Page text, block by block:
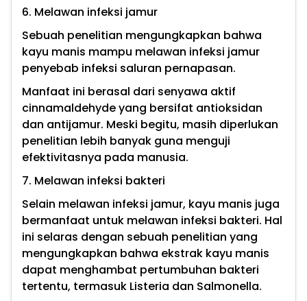
6. Melawan infeksi jamur
Sebuah penelitian mengungkapkan bahwa
kayu manis mampu melawan infeksi jamur
penyebab infeksi saluran pernapasan.
Manfaat ini berasal dari senyawa aktif
cinnamaldehyde yang bersifat antioksidan
dan antijamur. Meski begitu, masih diperlukan
penelitian lebih banyak guna menguji
efektivitasnya pada manusia.
7. Melawan infeksi bakteri
Selain melawan infeksi jamur, kayu manis juga
bermanfaat untuk melawan infeksi bakteri. Hal
ini selaras dengan sebuah penelitian yang
mengungkapkan bahwa ekstrak kayu manis
dapat menghambat pertumbuhan bakteri
tertentu, termasuk Listeria dan Salmonella.